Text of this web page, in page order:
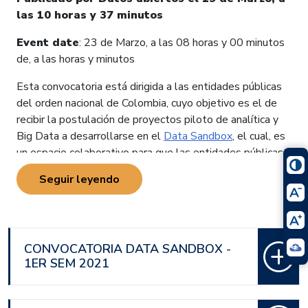
las 10 horas y 37 minutos
Event date: 23 de Marzo, a las 08 horas y 00 minutos
de, a las horas y minutos
Esta convocatoria está dirigida a las entidades públicas
del orden nacional de Colombia, cuyo objetivo es el de
recibir la postulación de proyectos piloto de analítica y
Big Data a desarrollarse en el Data Sandbox, el cual, es
un espacio colaborativo para que las entidades públicas
del país puedan realizar diferentes proyectos piloto de
Analítica y Big Data. La plataforma puede ser empleada
colaborativa e interactiva entre varios Usuarios del Data
determinar soluciones aplicables en el contexto real a
problemáticas públicas y/o ciudadanas.
A continuación se deben tener en cuenta las siguientes
recomendaciones para la inscripción y postulación de
Seguir leyendo
CONVOCATORIA DATA SANDBOX -
1ER SEM 2021